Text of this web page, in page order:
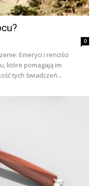
0
Emeryci i renciści
które pomagają im
tych świadczeń...